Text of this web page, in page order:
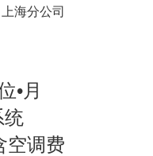
海分公司
•月
统
空调费